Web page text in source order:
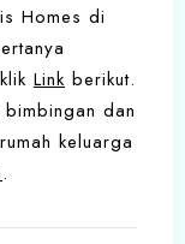
Homes di
Link berikut.
bimbingan dan
keluarga
.